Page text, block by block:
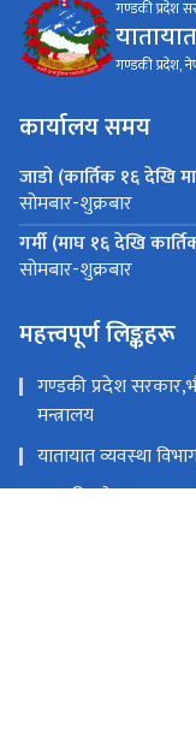
गण्डकी प्रदेश
गण्डकी प्रदेश,
कार्यालय समय
जाडो (कार्तिक १६ देखि
सोमबार-शुक्रबार
गर्मी (माघ १६ देखि
सोमबार-शुक्रबार
महत्त्वपूर्ण लिङ्कहरू
गण्डकी प्रदेश
मन्त्रालय
यातायात व्यवस्था
गण्डकी प्रदेश